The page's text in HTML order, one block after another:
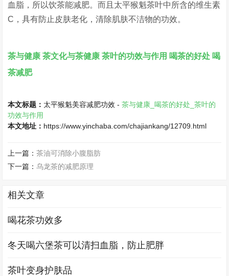
血脂，所以饮茶能减肥。而且太平猴魁茶叶中所含的维生素
C，具有防止皮肤老化，清除肌肤不洁物的功效。
茶与健康 茶文化与茶健康 茶叶的功效与作用 喝茶的好处 喝
茶减肥
本文标题： 太平猴魁美容减肥功效 -茶与健康_喝茶的好处_茶叶的
功效与作用
本文地址： https://www.yinchaba.com/chajiankang/12709.html
上一篇：茶油可消除小腹脂肪
下一篇：乌龙茶的减肥原理
相关文章
喝花茶功效多
冬天喝六堡茶可以清扫血脂，防止肥胖
茶叶变身护肤品